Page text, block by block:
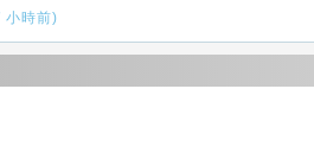
小時前)